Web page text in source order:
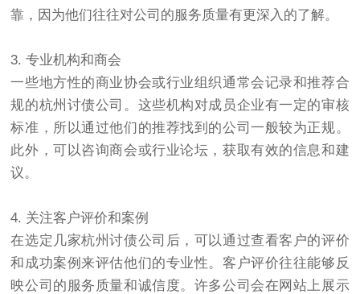
靠，因为他们往往对公司的服务质量有更深入的了解。
3. 专业机构和商会
一些地方性的商业协会或行业组织通常会记录和推荐合
规的杭州讨债公司。这些机构对成员企业有一定的审核
标准，所以通过他们的推荐找到的公司一般较为正规。
此外，可以咨询商会或行业论坛，获取有效的信息和建
议。
4. 关注客户评价和案例
在选定几家杭州讨债公司后，可以通过查看客户的评价
和成功案例来评估他们的专业性。客户评价往往能够反
映公司的服务质量和诚信度。许多公司会在网站上展示